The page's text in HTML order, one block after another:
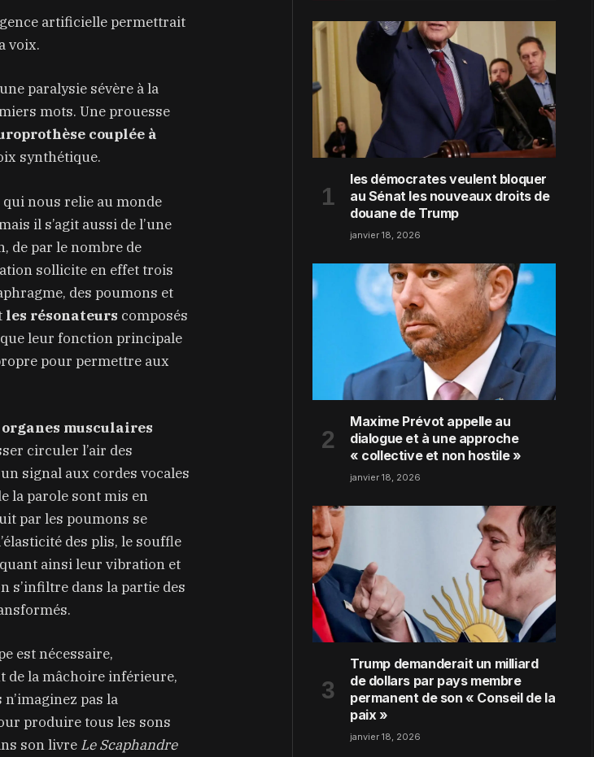
artificielle permettrait
voix.
paralysie sévère à la
mots. Une prouesse
couplée à
synthétique.
nous relie au monde
il s’agit aussi de l’une
de par le nombre de
sollicite en effet trois
des poumons et
les résonateurs composés
que leur fonction principale
pour permettre aux
organes musculaires
circuler l’air des
signal aux cordes vocales
la parole sont mis en
par les poumons se
des plis, le souffle
ainsi leur vibration et
s’infiltre dans la partie des
est nécessaire,
de la mâchoire inférieure,
pas la
produire tous les sons
son livre Le Scaphandre
les démocrates veulent bloquer
au Sénat les nouveaux droits de
douane de Trump
janvier 18, 2026
Maxime Prévot appelle au
dialogue et à une approche
« collective et non hostile »
janvier 18, 2026
Trump demanderait un milliard
de dollars par pays membre
permanent de son « Conseil de la
paix »
janvier 18, 2026